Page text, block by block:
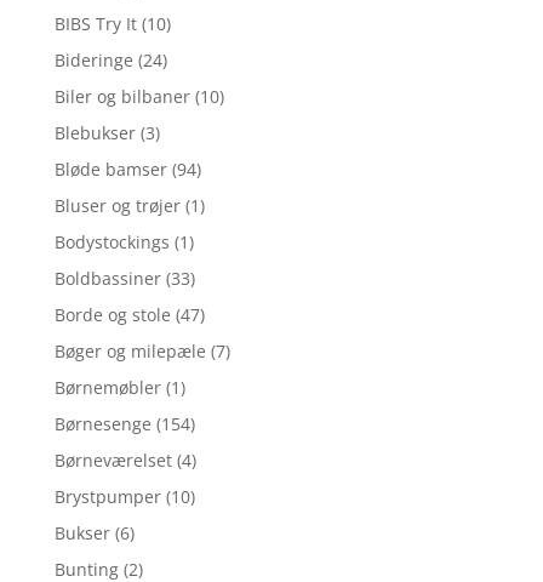
BIBS Try It (10)
Bideringe (24)
Biler og bilbaner (10)
Blebukser (3)
Bløde bamser (94)
Bluser og trøjer (1)
Bodystockings (1)
Boldbassiner (33)
Borde og stole (47)
Bøger og milepæle (7)
Børnemøbler (1)
Børnesenge (154)
Børneværelset (4)
Brystpumper (10)
Bukser (6)
Bunting (2)